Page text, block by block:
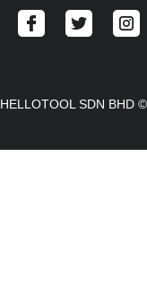
HELLOTOOL SDN BHD